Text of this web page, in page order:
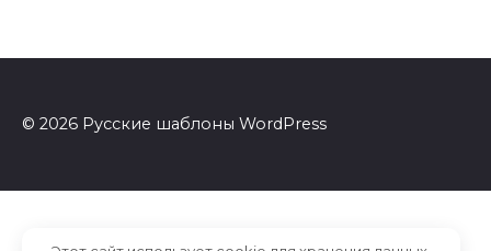
© 2026 Русские шаблоны WordPress